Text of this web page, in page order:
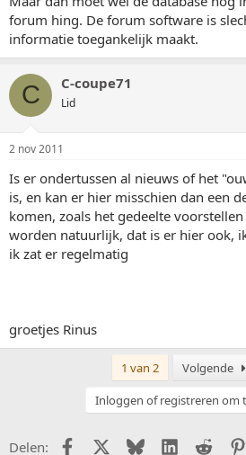
forum hing. De forum software is
informatie toegankelijk maakt.
C C-coupe71
Lid
2 nov 2011
Is er ondertussen al nieuws of het
is, en kan er hier misschien dan een
komen, zoals het gedeelte
worden natuurlijk, dat is er hier ook,
ik zat er regelmatig
groetjes Rinus
1 van 2 Volgende
Inloggen of registreren om
Delen: FacebookX (Twitter)
BlueskyLinkedIn
Reddit